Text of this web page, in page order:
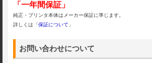
「一年間保証」
純正・プリンタ本体はメーカー保証に準じます。
詳しくは「保証について 」
お問い合わせについて